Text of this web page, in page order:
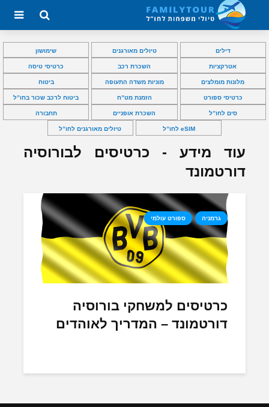
דילים טיולים מאורגנים שימושון
אטרקציות השכרת רכב כרטיסי טיסה
מלונות מומלצים מוניות משדה התעופה ביטוח
כרטיסי ספורט הזמנת מט”ח ביטוח לרכב שכור בחו”ל
סים לחו”ל השכרת אופניים תחבורה
eSIM לחו”ל טיולים מאורגנים לחו”ל
עוד מידע - כרטיסים לבורוסיה
דורטמונד
גרמניה ספורט עולמי
כרטיסים למשחקי בורוסיה
דורטמונד – המדריך לאוהדים